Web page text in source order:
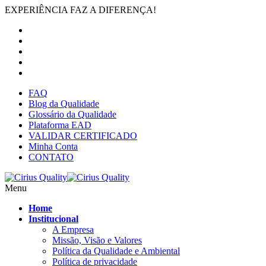
EXPERIÊNCIA FAZ A DIFERENÇA!
FAQ
Blog da Qualidade
Glossário da Qualidade
Plataforma EAD
VALIDAR CERTIFICADO
Minha Conta
CONTATO
Menu
Home
Institucional
A Empresa
Missão, Visão e Valores
Política da Qualidade e Ambiental
Política de privacidade